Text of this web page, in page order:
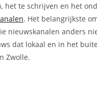
het te schrijven en het
. Het belangrijkste
nieuwskanalen anders
dat lokaal en in het
Zwolle.